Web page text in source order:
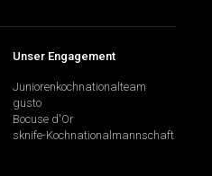
Unser Engagement
Juniorenkochnationalteam
gusto
Bocuse d'Or
sknife-Kochnationalmannschaft